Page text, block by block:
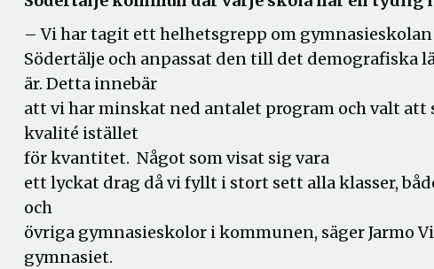
– Vi har tagit ett helhetsgrepp om
Södertälje och anpassat den till det demografiska
är. Detta innebär
att vi har minskat ned antalet program och valt att
kvalité istället
för kvantitet. Något som visat sig vara
ett lyckat drag då vi fyllt i stort sett alla klasser,
och
övriga gymnasieskolor i kommunen, säger Jarmo
gymnasiet.